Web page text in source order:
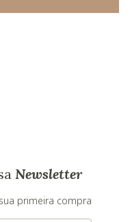
Newsletter
primeira compra